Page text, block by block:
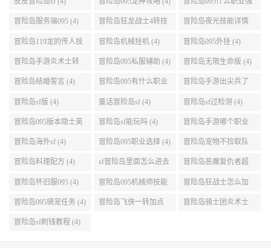
(4)
冒险岛服务端095 (4) 冒险岛狂龙战士4转技
能加点 (4)
冒险岛夜光技能详情
(4)
冒险岛119龙的传人技
能加点 (4)
冒险岛机械挂机 (4) 冒险岛095外挂 (4)
冒险岛手游炎术士转
职 (4)
冒险岛095私服辅助 (4) 冒险岛无限生命版 (4)
冒险岛结婚誓言 (4) 冒险岛095有什么职业
(4)
冒险岛手游出尖兵了
吗 (4)
冒险岛sf版 (4) 童话冒险岛sf (4) 冒险岛sf过检测 (4)
冒险岛095版本隐士英
雄后期玩哪个好 (4)
冒险岛sf能玩吗 (4) 冒险岛手游哪个职业
厉害 (4)
冒险岛海外sf (4) 冒险岛095职业选择 (4) 冒险岛宠物不捡取队
友的东西 (4)
冒险岛料理配方 (4) sf冒险岛里面怎么进去
打扎昆啊 (4)
冒险岛恶魔复仇者超
级技能 (4)
冒险岛怀旧服095 (4) 冒险岛095机械师技能
(4)
冒险岛狂战士怎么加
点 (4)
冒险岛095骑宠任务 (4) 冒险岛飞侠一转加点 冒险岛骑士团炎术士
冒险岛sf刷钱教程 (4)